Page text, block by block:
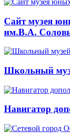
Сайт музея
им.В.А.
Школьный
Навигатор